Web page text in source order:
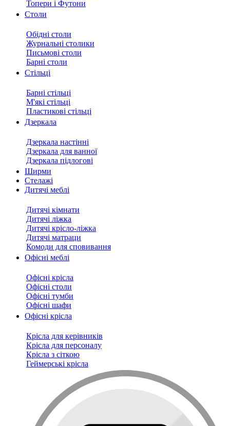
Топери і Футони
Столи
Обідні столи
Журнальні столики
Письмові столи
Барні столи
Стільці
Барні стільці
М'які стільці
Пластикові стільці
Дзеркала
Дзеркала настінні
Дзеркала для ванної
Дзеркала підлогові
Ширми
Стелажі
Дитячі меблі
Дитячі кімнати
Дитячі ліжка
Дитячі крісло-ліжка
Дитячі матраци
Комоди для сповивання
Офісні меблі
Офісні крісла
Офісні столи
Офісні тумби
Офісні шафи
Офісні крісла
Крісла для керівників
Крісла для персоналу
Крісла з сіткою
Геймерські крісла